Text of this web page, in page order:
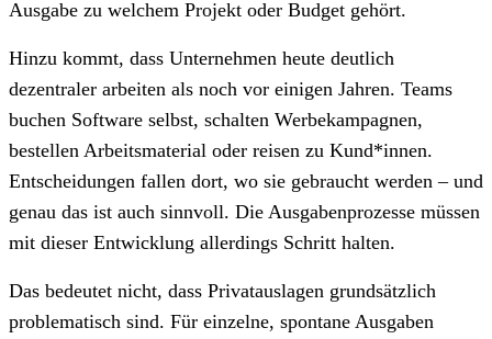
Ausgabe zu welchem Projekt oder Budget gehört.
Hinzu kommt, dass Unternehmen heute deutlich
dezentraler arbeiten als noch vor einigen Jahren. Teams
buchen Software selbst, schalten Werbekampagnen,
bestellen Arbeitsmaterial oder reisen zu Kund*innen.
Entscheidungen fallen dort, wo sie gebraucht werden – und
genau das ist auch sinnvoll. Die Ausgabenprozesse müssen
mit dieser Entwicklung allerdings Schritt halten.
Das bedeutet nicht, dass Privatauslagen grundsätzlich
problematisch sind. Für einzelne, spontane Ausgaben